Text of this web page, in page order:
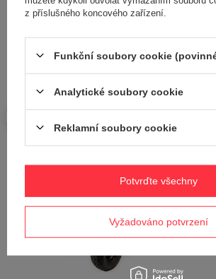
Potřebujete pomoc? Máte
Položte svůj dotaz a my vám ihned odpovíme,
Viz také
z příslušného koncového zařízení.
Funkční soubory cookie
Analytické soubory cookie
Reklamní soubory cookie
Vyžadováno potvrzení
Potvrďte všechny